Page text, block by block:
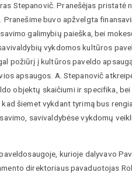
Stepanovič. Pranešėjas pristatė
buvo apžvelgta
galimybių paieška, bei
vykdomos kultūros
požiūrį į kultūros paveldo
apsaugos. A. Stepanovič
objektų skaičiumi ir specifika,
šiemet vykdant tyrimą bus
savivaldybėse vykdomų
kurioje dalyvavo
direktoriaus pavaduotojas